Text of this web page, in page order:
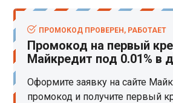
ПРОМОКОД ПРОВЕРЕН, РАБОТАЕТ
Промокод на первый
Майкредит под 0.01% в
Оформите заявку на сайте
промокод и получите первый